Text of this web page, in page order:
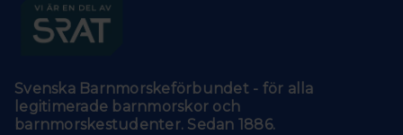
Svenska Barnmorskeförbundet - för alla
legitimerade barnmorskor och
barnmorskestudenter. Sedan 1886.